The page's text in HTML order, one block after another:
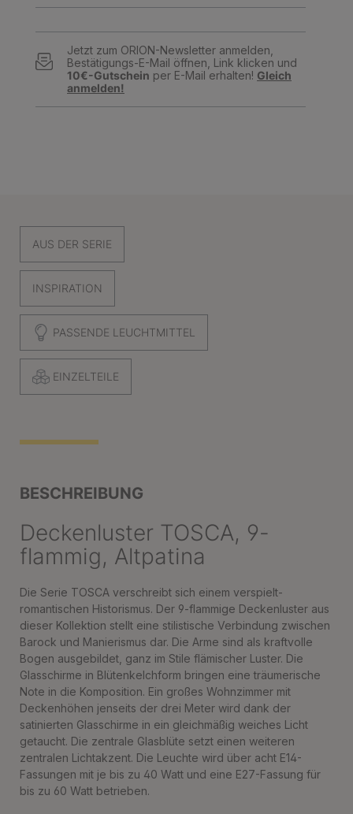
Jetzt zum ORION-Newsletter anmelden,
Bestätigungs-E-Mail öffnen, Link klicken und
10€-Gutschein per E-Mail erhalten! Gleich
anmelden!
AUS DER SERIE
INSPIRATION
PASSENDE LEUCHTMITTEL
EINZELTEILE
BESCHREIBUNG
Deckenluster TOSCA, 9-
flammig, Altpatina
Die Serie TOSCA verschreibt sich einem verspielt-
romantischen Historismus. Der 9-flammige Deckenluster aus
dieser Kollektion stellt eine stilistische Verbindung zwischen
Barock und Manierismus dar. Die Arme sind als kraftvolle
Bogen ausgebildet, ganz im Stile flämischer Luster. Die
Glasschirme in Blütenkelchform bringen eine träumerische
Note in die Komposition. Ein großes Wohnzimmer mit
Deckenhöhen jenseits der drei Meter wird dank der
satinierten Glasschirme in ein gleichmäßig weiches Licht
getaucht. Die zentrale Glasblüte setzt einen weiteren
zentralen Lichtakzent. Die Leuchte wird über acht E14-
Fassungen mit je bis zu 40 Watt und eine E27-Fassung für
bis zu 60 Watt betrieben.